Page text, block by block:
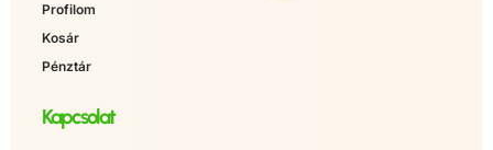
Profilom
Kosár
Pénztár
Kapcsolat